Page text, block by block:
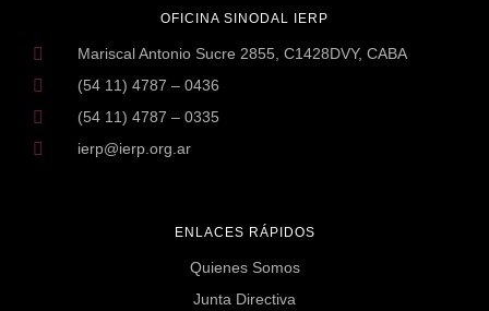
ENLACES RÁPIDOS
Quienes Somos
Junta Directiva
OFICINA SINODAL IERP
Mariscal Antonio Sucre 2855, C1428DVY, CABA
(54 11) 4787 – 0436
(54 11) 4787 – 0335
ierp@ierp.org.ar